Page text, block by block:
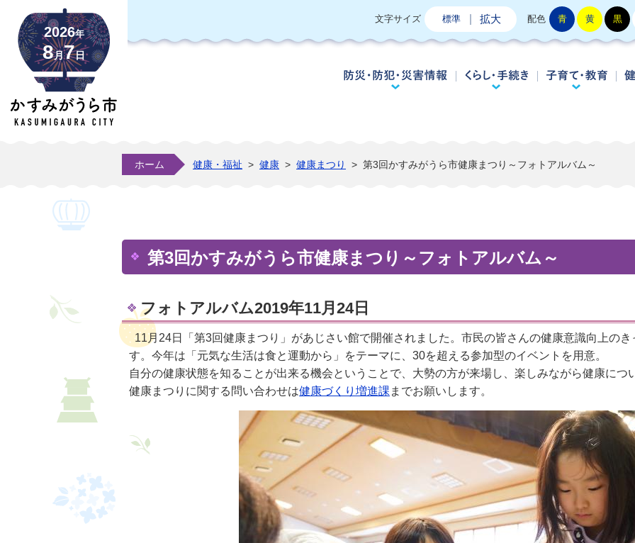
2026年
8月7日
文字サイズ 標準 拡大 配色 青 黄 黒
防災・防犯・災害情報くらし・手続き子
ホーム 健康・福祉 > 健康 > 健康まつり > 第3回かすみがうら市健康まつり～フォトアルバム～
第3回かすみがうら市健康まつり～フォトアルバム～
フォトアルバム2019年11月24日
11月24日「第3回健康まつり」があじさい館で開催されました。市民の皆さんの健康意識向上の
す。今年は「元気な生活は食と運動から」をテーマに、30を超える参加型のイベントを用意。
自分の健康状態を知ることが出来る機会ということで、大勢の方が来場し、楽しみながら健康につ
健康まつりに関する問い合わせは健康づくり増進課 までお願いします。